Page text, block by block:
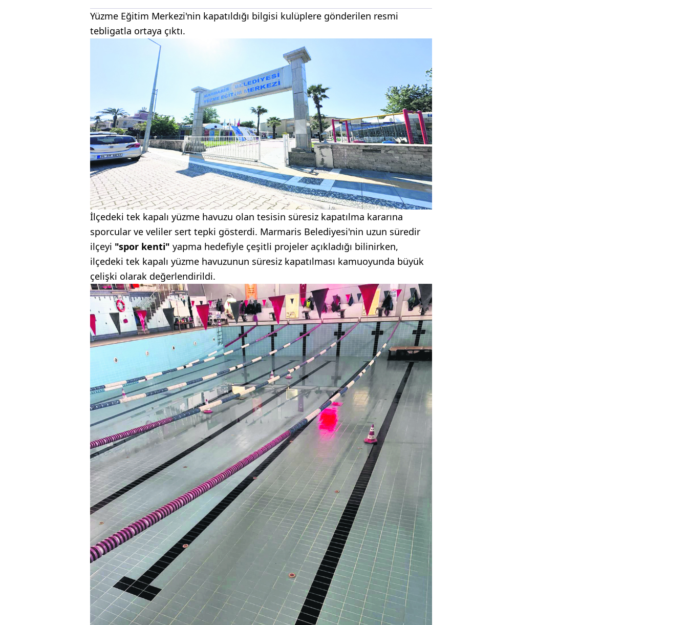
Yüzme Eğitim Merkezi'nin kapatıldığı bilgisi kulüplere gönderilen resmi
tebligatla ortaya çıktı.
İlçedeki tek kapalı yüzme havuzu olan tesisin süresiz kapatılma kararına
sporcular ve veliler sert tepki gösterdi. Marmaris Belediyesi'nin uzun süredir
ilçeyi "spor kenti" yapma hedefiyle çeşitli projeler açıkladığı bilinirken,
ilçedeki tek kapalı yüzme havuzunun süresiz kapatılması kamuoyunda büyük
çelişki olarak değerlendirildi.